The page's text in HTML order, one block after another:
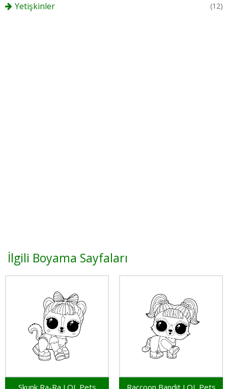
Yetişkinler (12)
İlgili Boyama Sayfaları
Skunk Ra-Ra LOL Pets Raccoon Bandit LOL Pets